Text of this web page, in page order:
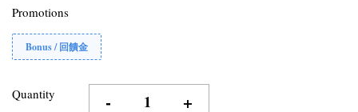
Promotions
Bonus / 回饋金
Quantity - +